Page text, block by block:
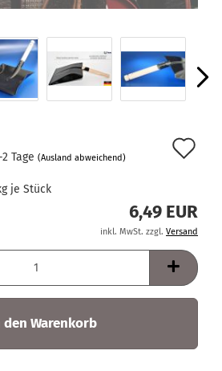
Tage (Ausland abweichend)
je Stück
6,49 EUR
inkl. MwSt. zzgl. Versand
den Warenkorb